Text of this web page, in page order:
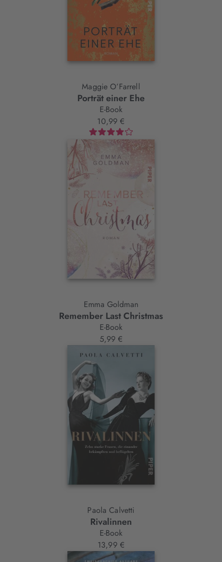
Maggie O’Farrell
Porträt einer Ehe
E-Book
10,99 €
Emma Goldman
Remember Last Christmas
E-Book
5,99 €
Paola Calvetti
Rivalinnen
E-Book
13,99 €